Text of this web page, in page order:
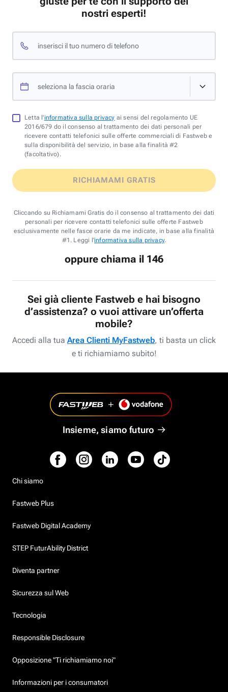
nostri esperti!
inserisci il tuo numero di telefono
seleziona la fascia oraria
Letta l'informativa sulla privacy ai sensi del regolamento UE
2016/679 do il consenso al trattamento dei dati personali per
ricevere contatti telefonici sulle offerte commerciali di Fastweb e
sulla disponibilità del servizio, in base alla finalità #2
(facoltativo).
RICHIAMAMI GRATIS
Cliccando su Richiamami Gratis do il consenso al trattamento dei dati
personali per ricevere contatti telefonici sulle offerte Fastweb
esclusivamente nelle fasce orarie da me indicate, in base alla finalità
#1. Leggi l'informativa sulla privacy.
oppure chiama il 146
Sei già cliente Fastweb e hai bisogno
d’assistenza? o vuoi attivare un’offerta
mobile?
Accedi alla tua Area Clienti MyFastweb, ti basta un click
e ti richiamiamo subito!
Insieme, siamo futuro
Chi siamo
Fastweb Plus
Fastweb Digital Academy
STEP FuturAbility District
Diventa partner
Sicurezza sul Web
Tecnologia
Responsible Disclosure
Opposizione "Ti richiamiamo noi"
Informazioni per i consumatori